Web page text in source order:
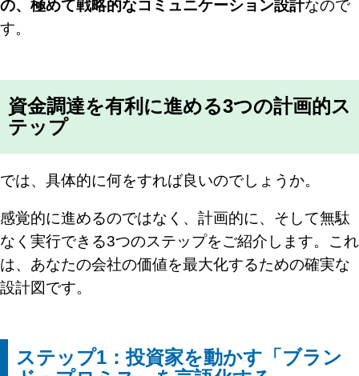
の、極めて戦略的なコミュニケーション設計なので
す。
資金調達を有利に進める3つの計画的ス
テップ
では、具体的に何をすれば良いのでしょうか。
感覚的に進めるのではなく、計画的に、そして無駄
なく実行できる3つのステップをご紹介します。これ
は、あなたの会社の価値を最大化するための確実な
設計図です。
ステップ1：投資家を動かす「ブラン